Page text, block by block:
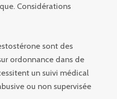
Considérations
sont des
ordonnance dans de
un suivi médical
ou non supervisée